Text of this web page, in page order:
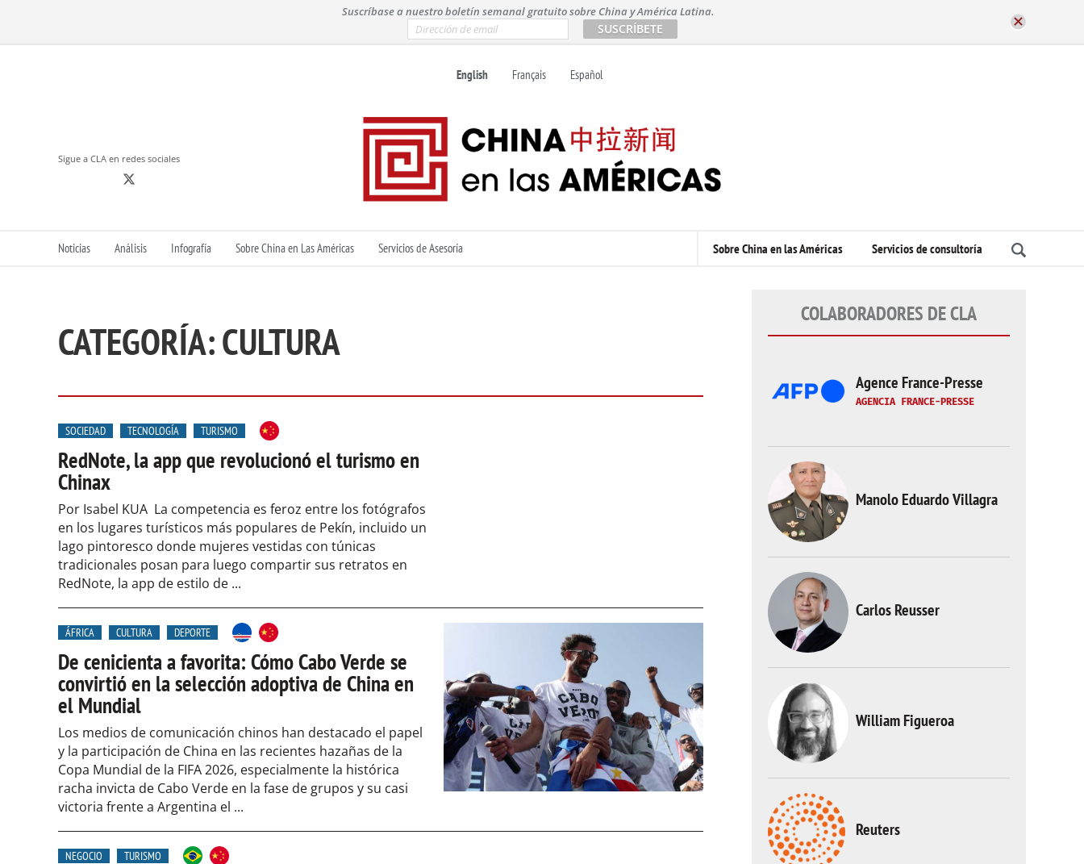
i
Suscríbase a nuestro boletín semanal gratuito sobre China y América Latina.
m
English Français Español
Sigue a CLA en redes sociales
Noticias Análisis Infografía Sobre China en Las Américas Servicios de Asesoría Sobre China en las Américas Servicios de consultoría
CATEGORÍA:CULTURA
SOCIEDAD TECNOLOGÍA TURISMO
RedNote, la app que revolucionó el turismo en
Chinax
Por Isabel KUA La competencia es feroz entre los fotógrafos
en los lugares turísticos más populares de Pekín, incluido un
lago pintoresco donde mujeres vestidas con túnicas
tradicionales posan para luego compartir sus retratos en
RedNote, la app de estilo de ...
ÁFRICA CULTURA DEPORTE
De cenicienta a favorita: Cómo Cabo Verde se
convirtió en la selección adoptiva de China en
el Mundial
Los medios de comunicación chinos han destacado el papel
y la participación de China en las recientes hazañas de la
Copa Mundial de la FIFA 2026, especialmente la histórica
racha invicta de Cabo Verde en la fase de grupos y su casi
victoria frente a Argentina el ...
NEGOCIO TURISMO
COLABORADORES DE CLA
Agence France-Presse
AGENCIA FRANCE-PRESSE
Manolo Eduardo Villagra
Carlos Reusser
William Figueroa
Reuters